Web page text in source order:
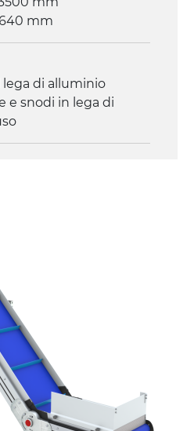
termica motore
mm
di alluminio
e snodi in lega di
in lega di
gambe in tubolare
ruote pivottanti
PU